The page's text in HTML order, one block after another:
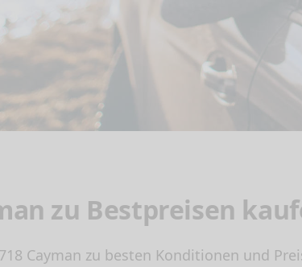
zu Bestpreisen
Cayman zu besten Konditionen und